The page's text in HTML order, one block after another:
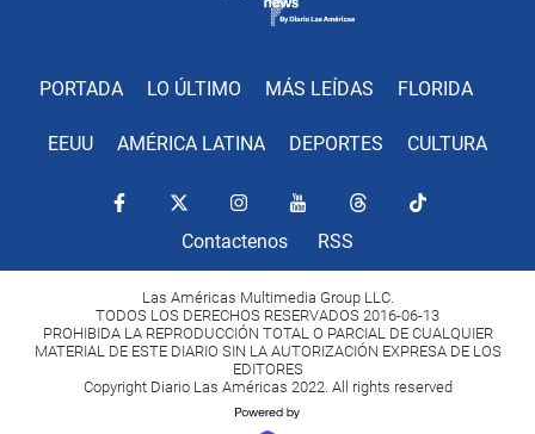
PORTADA LO ÚLTIMO MÁS LEÍDAS FLORIDA
EEUU AMÉRICA LATINA DEPORTES CULTURA
Contactenos RSS
Las Américas Multimedia Group LLC.
TODOS LOS DERECHOS RESERVADOS 2016-06-13
PROHIBIDA LA REPRODUCCIÓN TOTAL O PARCIAL DE CUALQUIER
MATERIAL DE ESTE DIARIO SIN LA AUTORIZACIÓN EXPRESA DE LOS
EDITORES
Copyright Diario Las Américas 2022. All rights reserved